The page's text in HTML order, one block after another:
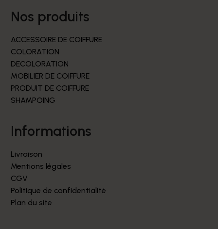
nos produits
ACCESSOIRE DE COIFFURE
COLORATION
DECOLORATION
MOBILIER DE COIFFURE
PRODUIT DE COIFFURE
SHAMPOING
informations
Livraison
Mentions légales
CGV
Politique de confidentialité
Plan du site